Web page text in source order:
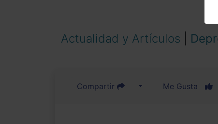
Actualidad y Artículos
Compartir Me Gusta